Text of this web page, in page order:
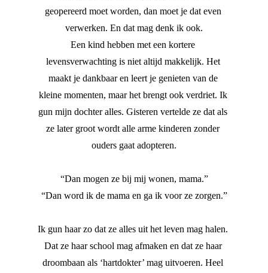
geopereerd moet worden, dan moet je dat even
verwerken. En dat mag denk ik ook.
Een kind hebben met een kortere
levensverwachting is niet altijd makkelijk. Het
maakt je dankbaar en leert je genieten van de
kleine momenten, maar het brengt ook verdriet. Ik
gun mijn dochter alles. Gisteren vertelde ze dat als
ze later groot wordt alle arme kinderen zonder
ouders gaat adopteren.
“Dan mogen ze bij mij wonen, mama.”
“Dan word ik de mama en ga ik voor ze zorgen.”
Ik gun haar zo dat ze alles uit het leven mag halen.
Dat ze haar school mag afmaken en dat ze haar
droombaan als ‘hartdokter’ mag uitvoeren. Heel